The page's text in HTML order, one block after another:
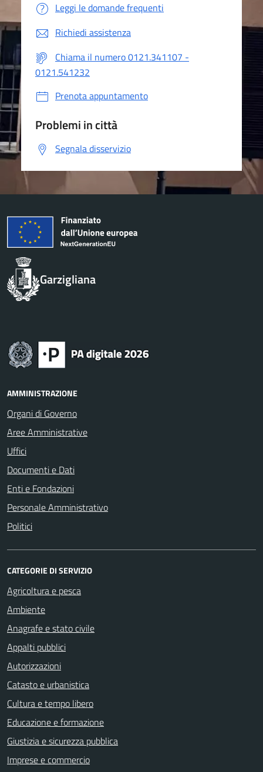
Leggi le domande frequenti
Richiedi assistenza
Chiama il numero 0121.341107 -
0121.541232
Prenota appuntamento
Problemi in città
Segnala disservizio
Garzigliana
AMMINISTRAZIONE
Organi di Governo
Aree Amministrative
Uffici
Documenti e Dati
Enti e Fondazioni
Personale Amministrativo
Politici
CATEGORIE DI SERVIZIO
Agricoltura e pesca
Ambiente
Anagrafe e stato civile
Appalti pubblici
Autorizzazioni
Catasto e urbanistica
Cultura e tempo libero
Educazione e formazione
Giustizia e sicurezza pubblica
Imprese e commercio